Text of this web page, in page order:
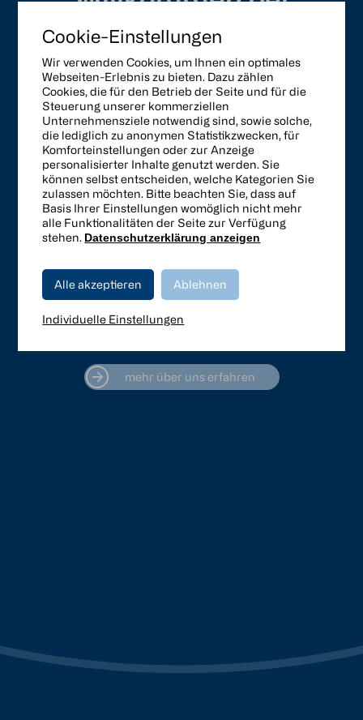
Scheinecker
Präzisionswerkzeuge!
Seit 1975 leben wir unsereLeidenschaft für
Zerspanungswerkzeuge. Als eines der
führenden österreichischen Unternehmen
bieten wir Ihnen ein breites Spektrum an
Leistungen und Produkten - von der
Fertigung vonSonder- und
Werkzeugschleifserviceund dem Vertrieb
von internationalen
Markenwerkzeugen
WIDIA, Kyocera, SEH, JJ-Tools und Mikron.
mehr über uns erfahren
Cookie-Einstellungen
Wir verwenden Cookies, um Ihnen ein optimales
Webseiten-Erlebnis zu bieten. Dazu zählen
Cookies, die für den Betrieb der Seite und für die
Steuerung unserer kommerziellen
Unternehmensziele notwendig sind, sowie solche,
die lediglich zu anonymen Statistikzwecken, für
Komforteinstellungen oder zur Anzeige
personalisierter Inhalte genutzt werden. Sie
können selbst entscheiden, welche Kategorien Sie
zulassen möchten. Bitte beachten Sie, dass auf
Basis Ihrer Einstellungen womöglich nicht mehr
alle Funktionalitäten der Seite zur Verfügung
stehen. Datenschutzerklärung anzeigen
Alle akzeptieren Ablehnen
Individuelle Einstellungen